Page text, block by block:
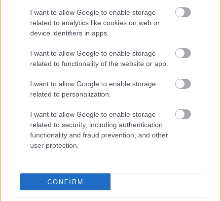
I want to allow Google to enable storage
related to analytics like cookies on web or
device identifiers in apps.
I want to allow Google to enable storage
related to functionality of the website or app.
I want to allow Google to enable storage
related to personalization.
I want to allow Google to enable storage
related to security, including authentication
functionality and fraud prevention, and other
user protection.
CONFIRM
Kövesd a Glamour cikkeit a